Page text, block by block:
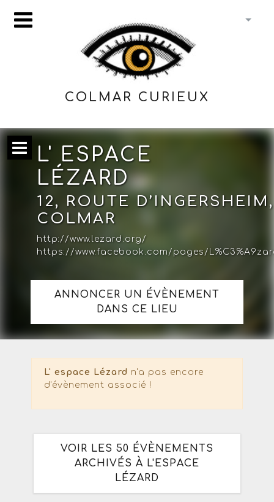
COLMAR CURIEUX
L' ESPACE
LÉZARD
12, ROUTE D’INGERSHEIM,
COLMAR
http://www.lezard.org/
https://www.facebook.com/pages/
ANNONCER UN ÉVÈNEMENT
DANS CE LIEU
L' espace Lézard n'a pas encore
d'évènement associé !
VOIR LES 50 ÉVÈNEMENTS
ARCHIVÉS À L'ESPACE
LÉZARD